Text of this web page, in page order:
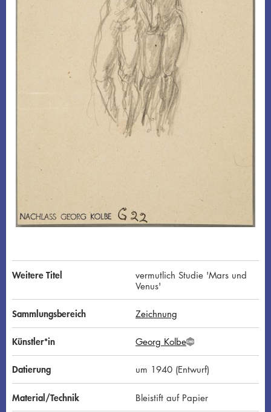
Weitere Titel
vermutlich Studie 'Mars und
Venus'
Sammlungsbereich Zeichnung
Künstler*in Georg KolbeG
N
D
Datierung um 1940 (Entwurf)
Material/Technik Bleistift auf Papier